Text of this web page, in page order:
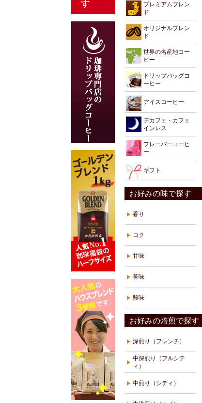
プレミアムブレン
ド
オリジナルブレン
ド
世界の名産地コー
ヒー
ドリップバッグコ
ーヒー
アイスコーヒー
デカフェ・カフェ
インレス
フレーバーコーヒ
ー
ギフト
お好みの味で探す
香り
コク
甘味
苦味
酸味
お好みの焙煎で探す
深煎り（フレンチ）
中深煎り（フルシテ
ィ）
中煎り（シティ）